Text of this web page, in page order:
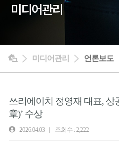
미디어관리
미디어관리 언론보도
쓰리에이치 정영재 대표, 상
章)’ 수상
2026.04.03 | 조회수 : 2,222